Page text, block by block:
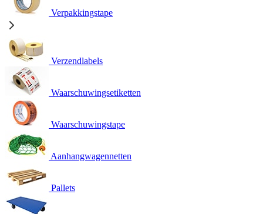
Verpakkingstape
Verzendlabels
Waarschuwingsetiketten
Waarschuwingstape
Aanhangwagennetten
Pallets